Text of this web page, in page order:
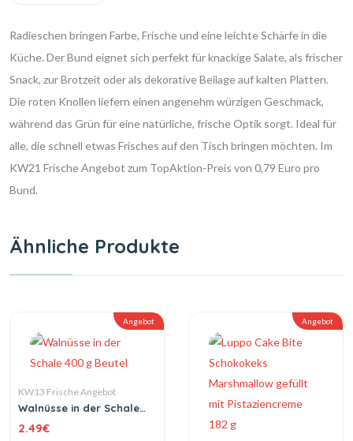
Radieschen bringen Farbe, Frische und eine leichte Schärfe in die
Küche. Der Bund eignet sich perfekt für knackige Salate, als frischer
Snack, zur Brotzeit oder als dekorative Beilage auf kalten Platten.
Die roten Knollen liefern einen angenehm würzigen Geschmack,
während das Grün für eine natürliche, frische Optik sorgt. Ideal für
alle, die schnell etwas Frisches auf den Tisch bringen möchten. Im
KW21 Frische Angebot zum TopAktion-Preis von 0,79 Euro pro
Bund.
Ähnliche Produkte
Angebot
KW13 Frische Angebot
Walnüsse in der Schale
2.49€
Angebot